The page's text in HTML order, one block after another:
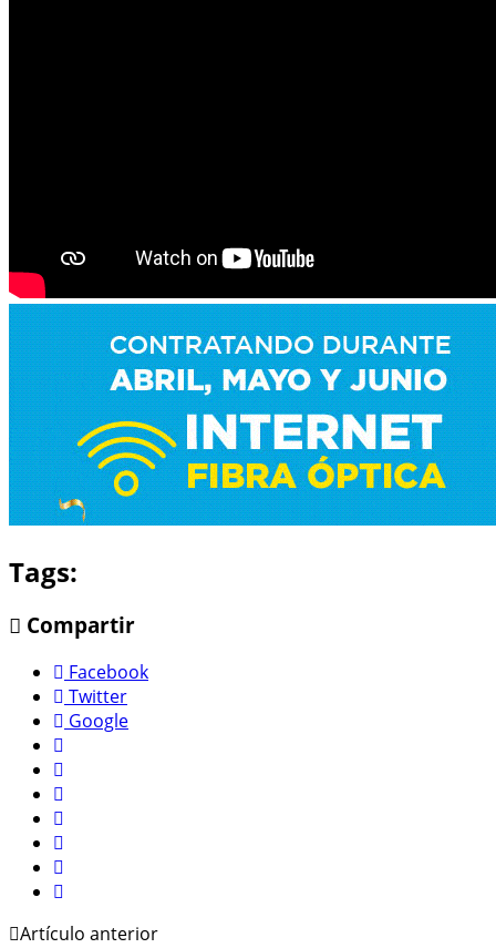
Tags:
Compartir
Facebook
Twitter
Google
Artículo anterior